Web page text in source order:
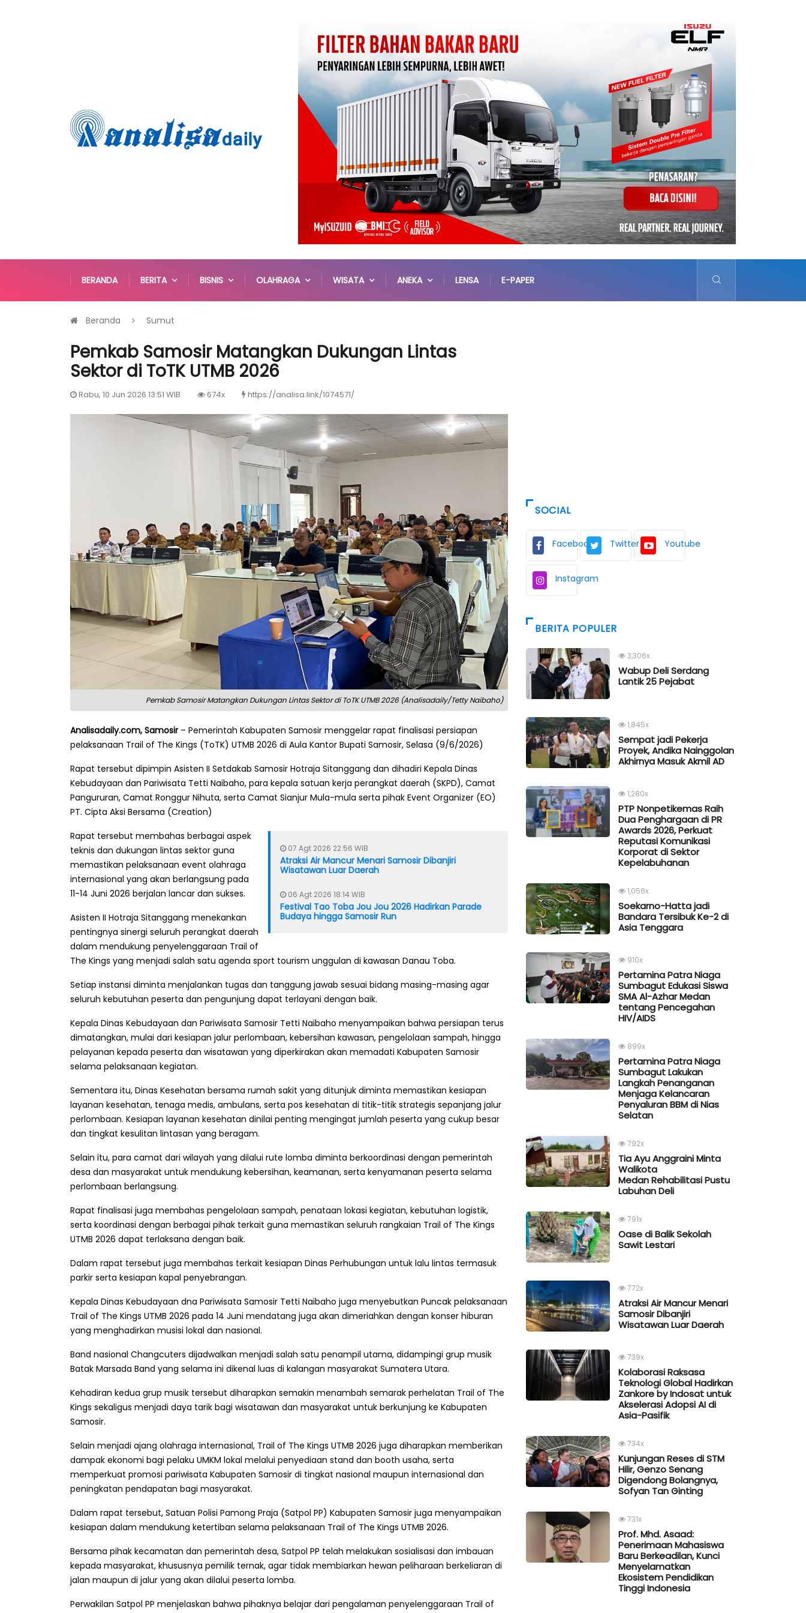
BERANDA BERITA BISNIS OLAHRAGA WISATA ANEKA LENSA E-PAPER
Beranda Sumut
Pemkab Samosir Matangkan Dukungan Lintas
Sektor di ToTK UTMB 2026
Rabu, 10 Jun 2026 13:51 WIB 674x https://analisa.link/1074571/
Pemkab Samosir Matangkan Dukungan Lintas Sektor di ToTK UTMB 2026 (Analisadaily/Tetty Naibaho)
Analisadaily.com, Samosir– Pemerintah Kabupaten Samosir menggelar rapat finalisasi persiapan
pelaksanaan Trail of The Kings (ToTK) UTMB 2026 di Aula Kantor Bupati Samosir, Selasa (9/6/2026)
Rapat tersebut dipimpin Asisten II Setdakab Samosir Hotraja Sitanggang dan dihadiri Kepala Dinas
Kebudayaan dan Pariwisata Tetti Naibaho, para kepala satuan kerja perangkat daerah (SKPD), Camat
Pangururan, Camat Ronggur Nihuta, serta Camat Sianjur Mula-mula serta pihak Event Organizer (EO)
PT. Cipta Aksi Bersama (Creation)
07 Agt 2026 22:56 WIB
Atraksi Air Mancur Menari Samosir Dibanjiri
Wisatawan Luar Daerah
06 Agt 2026 18:14 WIB
Festival Tao Toba Jou Jou 2026 Hadirkan Parade
Budaya hingga Samosir Run
Rapat tersebut membahas berbagai aspek
teknis dan dukungan lintas sektor guna
memastikan pelaksanaan event olahraga
internasional yang akan berlangsung pada
11-14 Juni 2026 berjalan lancar dan sukses.
Asisten II Hotraja Sitanggang menekankan
pentingnya sinergi seluruh perangkat daerah
dalam mendukung penyelenggaraan Trail of
The Kings yang menjadi salah satu agenda sport tourism unggulan di kawasan Danau Toba.
Setiap instansi diminta menjalankan tugas dan tanggung jawab sesuai bidang masing-masing agar
seluruh kebutuhan peserta dan pengunjung dapat terlayani dengan baik.
Kepala Dinas Kebudayaan dan Pariwisata Samosir Tetti Naibaho menyampaikan bahwa persiapan terus
dimatangkan, mulai dari kesiapan jalur perlombaan, kebersihan kawasan, pengelolaan sampah, hingga
pelayanan kepada peserta dan wisatawan yang diperkirakan akan memadati Kabupaten Samosir
selama pelaksanaan kegiatan.
Sementara itu, Dinas Kesehatan bersama rumah sakit yang ditunjuk diminta memastikan kesiapan
layanan kesehatan, tenaga medis, ambulans, serta pos kesehatan di titik-titik strategis sepanjang jalur
perlombaan. Kesiapan layanan kesehatan dinilai penting mengingat jumlah peserta yang cukup besar
dan tingkat kesulitan lintasan yang beragam.
Selain itu, para camat dari wilayah yang dilalui rute lomba diminta berkoordinasi dengan pemerintah
desa dan masyarakat untuk mendukung kebersihan, keamanan, serta kenyamanan peserta selama
perlombaan berlangsung.
Rapat finalisasi juga membahas pengelolaan sampah, penataan lokasi kegiatan, kebutuhan logistik,
serta koordinasi dengan berbagai pihak terkait guna memastikan seluruh rangkaian Trail of The Kings
UTMB 2026 dapat terlaksana dengan baik.
Dalam rapat tersebut juga membahas terkait kesiapan Dinas Perhubungan untuk lalu lintas termasuk
parkir serta kesiapan kapal penyebrangan.
Kepala Dinas Kebudayaan dna Pariwisata Samosir Tetti Naibaho juga menyebutkan Puncak pelaksanaan
Trail of The Kings UTMB 2026 pada 14 Juni mendatang juga akan dimeriahkan dengan konser hiburan
yang menghadirkan musisi lokal dan nasional.
Band nasional Changcuters dijadwalkan menjadi salah satu penampil utama, didampingi grup musik
Batak Marsada Band yang selama ini dikenal luas di kalangan masyarakat Sumatera Utara.
Kehadiran kedua grup musik tersebut diharapkan semakin menambah semarak perhelatan Trail of The
Kings sekaligus menjadi daya tarik bagi wisatawan dan masyarakat untuk berkunjung ke Kabupaten
Samosir.
Selain menjadi ajang olahraga internasional, Trail of The Kings UTMB 2026 juga diharapkan memberikan
dampak ekonomi bagi pelaku UMKM lokal melalui penyediaan stand dan booth usaha, serta
memperkuat promosi pariwisata Kabupaten Samosir di tingkat nasional maupun internasional dan
peningkatan pendapatan bagi masyarakat.
Dalam rapat tersebut, Satuan Polisi Pamong Praja (Satpol PP) Kabupaten Samosir juga menyampaikan
kesiapan dalam mendukung ketertiban selama pelaksanaan Trail of The Kings UTMB 2026.
Bersama pihak kecamatan dan pemerintah desa, Satpol PP telah melakukan sosialisasi dan imbauan
kepada masyarakat, khususnya pemilik ternak, agar tidak membiarkan hewan peliharaan berkeliaran di
jalan maupun di jalur yang akan dilalui peserta lomba.
Perwakilan Satpol PP menjelaskan bahwa pihaknya belajar dari pengalaman penyelenggaraan Trail of
SOCIAL
Facebook Twitter Youtube
Instagram
BERITA POPULER
3,306x
Wabup Deli Serdang
Lantik 25 Pejabat
1,845x
Sempat jadi Pekerja
Proyek, Andika Nainggolan
Akhirnya Masuk Akmil AD
1,280x
PTP Nonpetikemas Raih
Dua Penghargaan di PR
Awards 2026, Perkuat
Reputasi Komunikasi
Korporat di Sektor
Kepelabuhanan
1,056x
Soekarno-Hatta jadi
Bandara Tersibuk Ke-2 di
Asia Tenggara
910x
Pertamina Patra Niaga
Sumbagut Edukasi Siswa
SMA Al-Azhar Medan
tentang Pencegahan
HIV/AIDS
899x
Pertamina Patra Niaga
Sumbagut Lakukan
Langkah Penanganan
Menjaga Kelancaran
Penyaluran BBM di Nias
Selatan
792x
Tia Ayu Anggraini Minta
Walikota
Medan Rehabilitasi Pustu
Labuhan Deli
791x
Oase di Balik Sekolah
Sawit Lestari
772x
Atraksi Air Mancur Menari
Samosir Dibanjiri
Wisatawan Luar Daerah
739x
Kolaborasi Raksasa
Teknologi Global Hadirkan
Zankore by Indosat untuk
Akselerasi Adopsi AI di
Asia-Pasifik
734x
Kunjungan Reses di STM
Hilir, Genzo Senang
Digendong Bolangnya,
Sofyan Tan Ginting
731x
Prof. Mhd. Asaad:
Penerimaan Mahasiswa
Baru Berkeadilan, Kunci
Menyelamatkan
Ekosistem Pendidikan
Tinggi Indonesia